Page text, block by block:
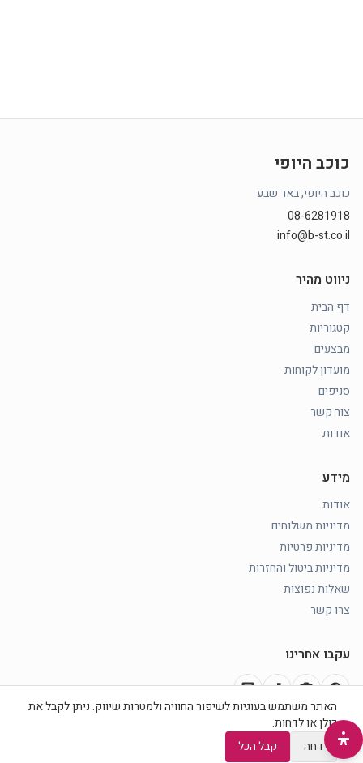
סה״כ
18.90 ₪
כוכב היופי
כוכב היופי, באר שבע
08-6281918
info@b-st.co.il
ניווט מהיר
דף הבית
קטגוריות
מבצעים
מועדון לקוחות
סניפים
צור קשר
אודות
מידע
אודות
מדיניות משלוחים
מדיניות פרטיות
מדיניות ביטול והחזרות
שאלות נפוצות
צרו קשר
עקבו אחרינו
facebook
photo_camera
music_note
chat
2026
האתר משתמש בעוגיות לשיפור החוויה ולמטרות שיווק. ניתן לקבל את
כולן או לדחות.
דחה
קבל הכל